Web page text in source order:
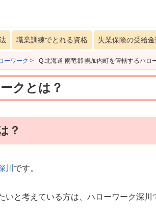
職業訓練でとれる資格 失業保険の受給
ーワーク > Q.北海道 雨竜郡 幌加内町を管轄するハロ
クとは？
？
川 です。
いと考えている方は、ハローワーク深川